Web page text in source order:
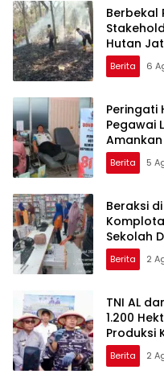
Berbekal
Hutan
Berita 6
Peringati
Pegawai
Amankan
Berita 5
Beraksi
Sekolah
Berita 2
TNI AL
1.200
Produksi
Berita 2